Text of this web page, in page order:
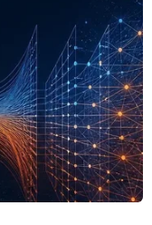
300% nhưng